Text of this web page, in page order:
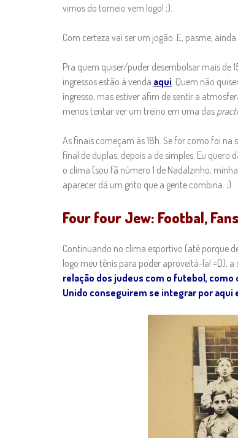
vimos do torneio vem logo! ;).
Com certeza vai ser um jogão. E, pasme,
Pra quem quiser/puder desembolsar mais de
ingressos estão à venda aqui . Quem não
ingresso, mas estiver afim de sentir a
menos tentar ver um treino em uma das
As finais começam às 18h. Se for como foi
final de duplas, depois a de simples. Eu
o clima (sou fã número 1 de Nadalzinho,
aparecer dá um grito que a gente combina. ;)
Four four Jew: Footbal,
Continuando no clima esportivo (até porque
logo meu tênis para poder aproveitá-la! =D),
relação dos judeus com o futebol,
Unido conseguirem se integrar por aqui